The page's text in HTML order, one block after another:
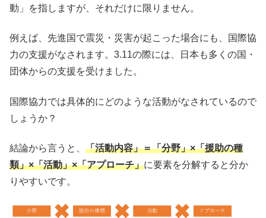
動」を指しますが、それだけに限りません。
例えば、先進国で震災・災害が起こった場合にも、国際協
力の支援がなされます。3.11の際には、日本も多くの国・
団体からの支援を受けました。
国際協力では具体的にどのような活動がなされているので
しょうか？
結論から言うと、 「活動内容」＝「分野」×「援助の種
類」×「活動」×「アプローチ」に要素を分解すると分か
りやすいです。